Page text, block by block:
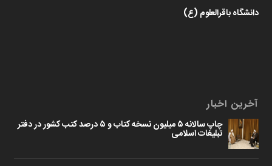
دانشگاه باقرالعلوم (ع)
آخرین اخبار
چاپ سالانه ۵ میلیون نسخه کتاب و ۵ درصد کتب کشور در دفتر
تبلیغات اسلامی